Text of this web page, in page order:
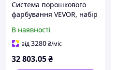
Система порошкового
фарбування VEVOR, набір
порошкового фарбування
40 Вт 100 кВ з 50-
В наявності
від3280₴/міс
32 803.05₴